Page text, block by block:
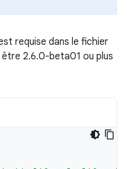
requise dans le fichier
2.6.0-beta01 ou plus